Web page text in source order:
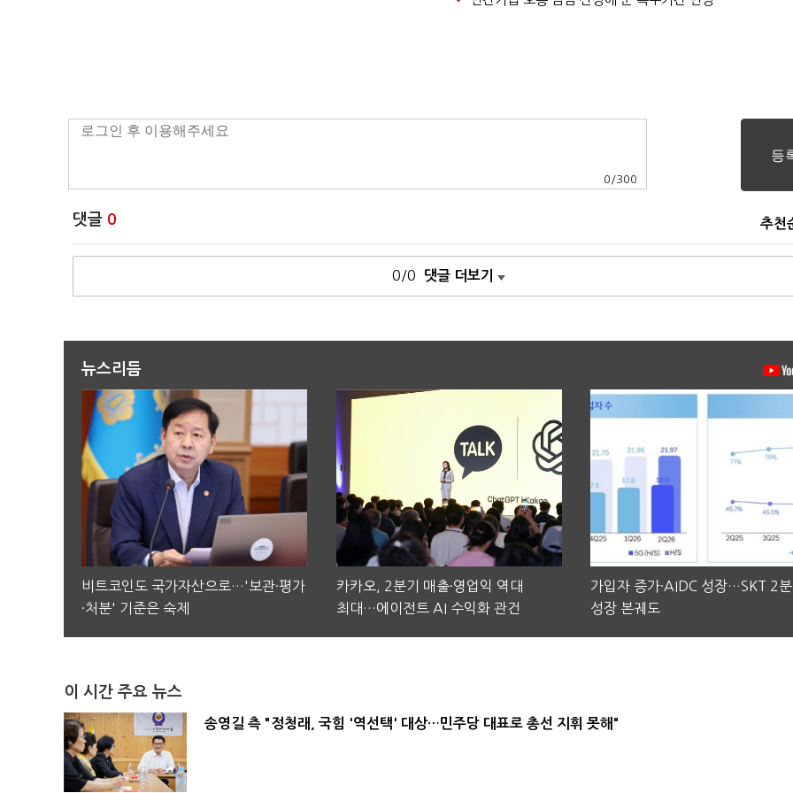
0 /300
댓글 0 추천
0/0 댓글 더보기
뉴스리듬
비트코인도 국가자산으로…'보관·평가
·처분' 기준은 숙제
카카오, 2분기 매출·영업익 역대
최대…에이전트 AI 수익화 관건
가입자 증가·AIDC 성장…SKT 2
성장 본궤도
이 시간 주요 뉴스
송영길 측 "정청래, 국힘 '역선택' 대상…민주당 대표로 총선 지휘 못해"